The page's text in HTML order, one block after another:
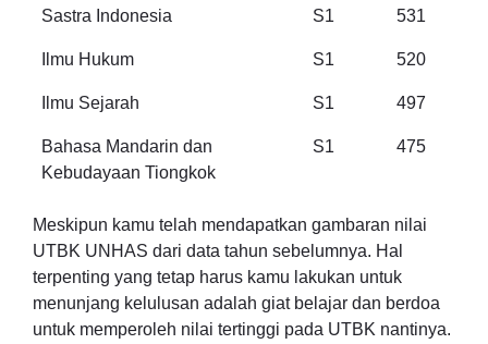
Sastra Indonesia S1 531
Ilmu Hukum S1 520
Ilmu Sejarah S1 497
Bahasa Mandarin dan
Kebudayaan Tiongkok
S1 475
Meskipun kamu telah mendapatkan gambaran nilai
UTBK UNHAS dari data tahun sebelumnya. Hal
terpenting yang tetap harus kamu lakukan untuk
menunjang kelulusan adalah giat belajar dan berdoa
untuk memperoleh nilai tertinggi pada UTBK nantinya.